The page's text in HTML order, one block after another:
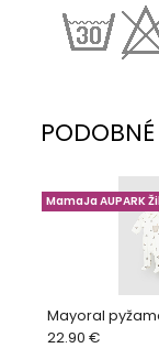
Mayoral
MamaJa AUPARK
22.90 €